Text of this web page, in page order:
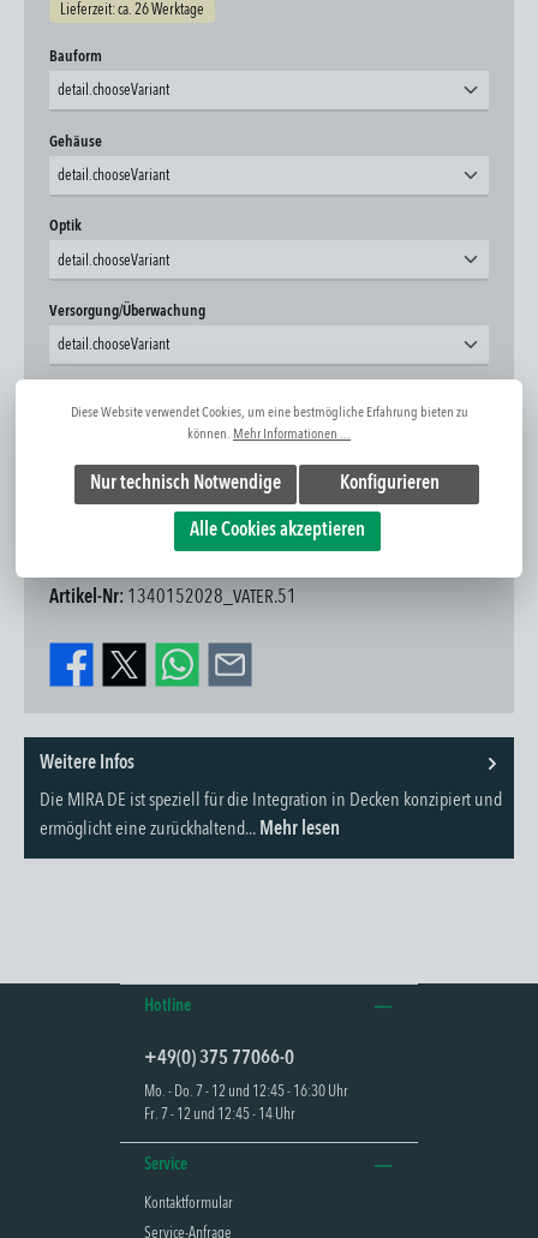
Lieferzeit: ca. 26 Werktage
Bauform
detail.chooseVariant
Gehäuseauswählen
detail.chooseVariant
Optikauswählen
detail.chooseVariant
Versorgung/Überwachungauswählen
detail.chooseVariant
Produkt Anzahl: Gib den gewünschten Wert ein oder benutze die Schaltflächen um die Anzahl zu erhöhen oder zu
In den Warenkorb
Artikel-Nr: 1340152028_VATER.51
Weitere Infos
Die MIRA DE ist speziell für die Integration in Decken konzipiert und
ermöglicht eine zurückhaltend... Mehr lesen
Hotline
+49(0) 375 77066-0
Mo. - Do. 7 - 12 und 12:45 - 16:30 Uhr
Fr. 7 - 12 und 12:45 - 14 Uhr
Service
Kontaktformular
Service-Anfrage
Diese Website verwendet Cookies, um eine bestmögliche Erfahrung bieten zu
können. Mehr Informationen ...
Nur technisch Notwendige Konfigurieren
Alle Cookies akzeptieren